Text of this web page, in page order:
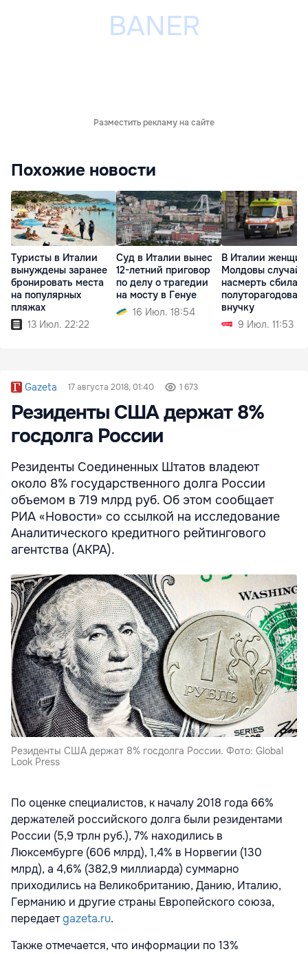
Разместить рекламу на сайте
Похожие новости
Туристы в Италии
вынуждены заранее
бронировать места
на популярных
пляжах
13 Июл. 22:22
Суд в Италии вынес
12-летний приговор
по делу о трагедии
на мосту в Генуе
16 Июл. 18:54
В Италии
Молдовы
насмерть сбила
внучку
9 Июл. 11:53
Gazeta 17 августа 2018, 01:40 1 673
Резиденты США держат 8%
госдолга России
Резиденты Соединенных Штатов владеют
около 8% государственного долга России
объемом в 719 млрд руб. Об этом сообщает
РИА «Новости» со ссылкой на исследование
Аналитического кредитного рейтингового
агентства (АКРА).
Резиденты США держат 8% госдолга России. Фото: Global
Look Press
По оценке специалистов, к началу 2018 года 66%
держателей российского долга были резидентами
России (5,9 трлн руб.), 7% находились в
Люксембурге (606 млрд), 1,4% в Норвегии (130
млрд), а 4,6% (382,9 миллиарда) суммарно
приходились на Великобританию, Данию, Италию,
Германию и другие страны Европейского союза,
передаетgazeta.ru.
Также отмечается, что информации по 13%